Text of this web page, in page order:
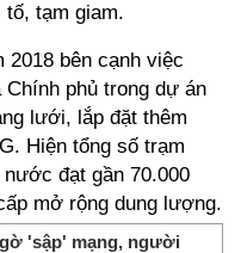
tố, tạm giam.
2018 bên cạnh việc
phủ trong dự án
lưới, lắp đặt thêm
Hiện tổng số trạm
đạt gần 70.000
mở rộng dung lượng.
'sập' mạng, người